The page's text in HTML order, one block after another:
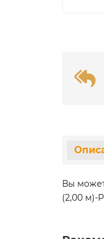
Вы
(2,00 м)-P